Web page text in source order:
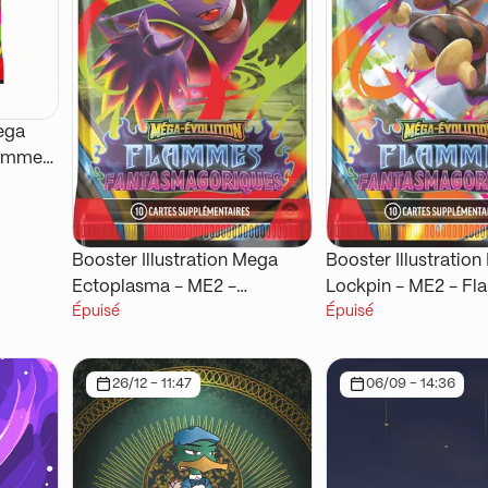
Booster Illustration Mega
Ectoplasma - ME2 -
Flammes Fantasmagoriques
Épuisé
Booster Illustration
Lockpin - ME2 -
Fantasmagoriques
Épuisé
26/12 - 11:47 06/09 - 14:36